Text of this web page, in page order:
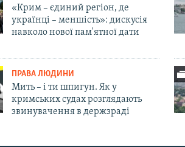
«Крим – єдиний регіон, де
українці – меншість»: дискусія
навколо нової пам'ятної дати
ПРАВА ЛЮДИНИ
Мить – і ти шпигун. Як у
кримських судах розглядають
звинувачення в держзраді